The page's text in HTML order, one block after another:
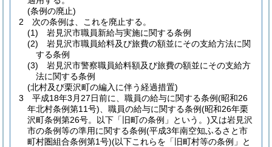
(条例の廃止)
2
次の条例は、これを廃止する。
(1)
岩見沢市職員新給与実施に関する条例
(2)
岩見沢市職員給料及び旅費の額並にその支給方法に関
する条例
(3)
岩見沢市警察職員給料額及び旅費の額並にその支給方
法に関する条例
(北村及び栗沢町の編入に伴う経過措置)
3
平成18年3月27日前に、職員の給与に関する条例(昭和26
年北村条例第11号) 、職員の給与に関する条例(昭和26年栗
沢町条例第26号。以下「旧町の条例」という。)又は岩見沢
市の条例等の準用に関する条例(平成3年南空知ふるさと市
町村圏組合条例第1号)(以下これらを「旧町村等の条例」と